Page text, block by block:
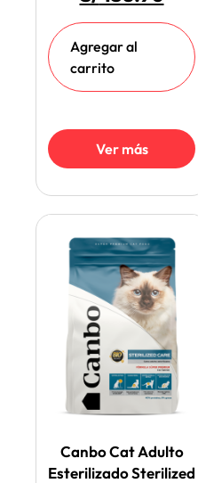
Agregar al
carrito
Ver más
Canbo Cat Adulto
Esterilizado Sterilized